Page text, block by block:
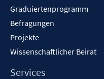
Graduiertenprogramm
Befragungen
Projekte
Wissenschaftlicher Beirat
Services